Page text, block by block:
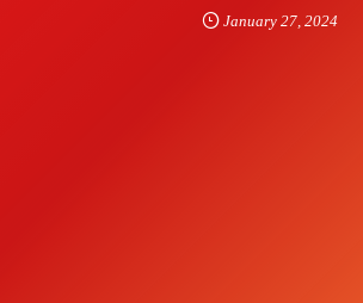
January 27, 2024